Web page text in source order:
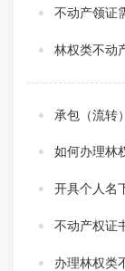
不动产领证
林权类不动
承包（流转
如何办理林
不动产权证
办理林权类